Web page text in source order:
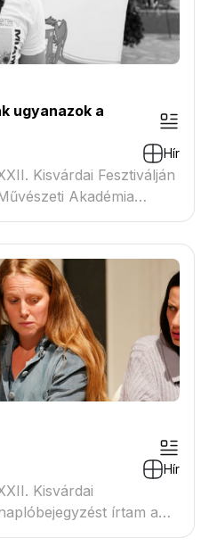
ugyanazok a
Hír
Kisvárdai Fesztiválján
Akadémia
Mosoly című
rendezésében. A
járvány hatásairól,
és az Y
Hír
Kisvárdai
írtam a